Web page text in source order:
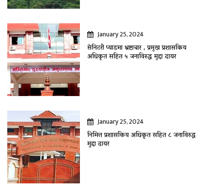
January 25, 2024
सेनिटरी प्याडमा भ्रष्टाचार , प्रमुख प्रशासकिय
अधिकृत सहित ५ जनाविरुद्ध मुद्दा दायर
January 25, 2024
निमित्त प्रशासकिय अधिकृत सहित ८ जनाविरुद्ध
मुद्दा दायर